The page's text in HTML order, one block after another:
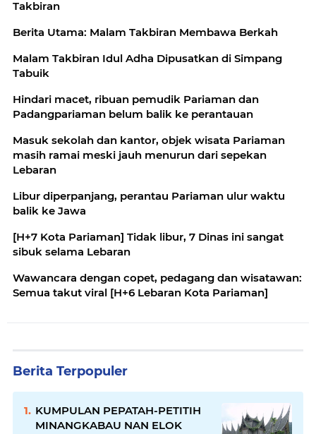
Takbiran
Berita Utama: Malam Takbiran Membawa Berkah
Malam Takbiran Idul Adha Dipusatkan di Simpang
Tabuik
Hindari macet, ribuan pemudik Pariaman dan
Padangpariaman belum balik ke perantauan
Masuk sekolah dan kantor, objek wisata Pariaman
masih ramai meski jauh menurun dari sepekan
Lebaran
Libur diperpanjang, perantau Pariaman ulur waktu
balik ke Jawa
[H+7 Kota Pariaman] Tidak libur, 7 Dinas ini sangat
sibuk selama Lebaran
Wawancara dengan copet, pedagang dan wisatawan:
Semua takut viral [H+6 Lebaran Kota Pariaman]
Berita Terpopuler
KUMPULAN PEPATAH-PETITIH
MINANGKABAU NAN ELOK